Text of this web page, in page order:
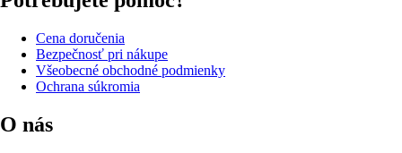
Cena doručenia
Bezpečnosť pri nákupe
Všeobecné obchodné podmienky
Ochrana súkromia
O nás